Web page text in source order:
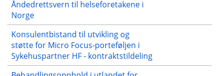
Åndedrettsvern til helseforetakene i
Norge
Konsulentbistand til utvikling og
støtte for Micro Focus-porteføljen i
Sykehuspartner HF - kontraktstildeling